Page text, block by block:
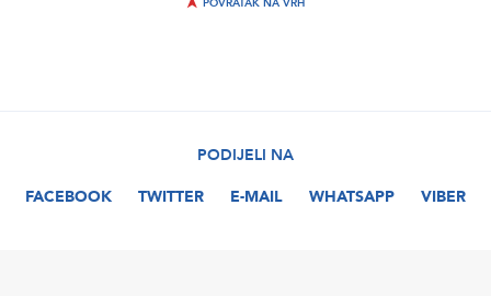
POVRATAK NA VRH
PODIJELI NA
FACEBOOK
TWITTER E-MAIL WHATSAPP VIBER